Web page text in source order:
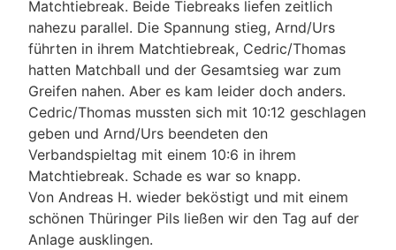
Matchtiebreak. Beide Tiebreaks liefen zeitlich
nahezu parallel. Die Spannung stieg, Arnd/Urs
führten in ihrem Matchtiebreak, Cedric/Thomas
hatten Matchball und der Gesamtsieg war zum
Greifen nahen. Aber es kam leider doch anders.
Cedric/Thomas mussten sich mit 10:12 geschlagen
geben und Arnd/Urs beendeten den
Verbandspieltag mit einem 10:6 in ihrem
Matchtiebreak. Schade es war so knapp.
Von Andreas H. wieder beköstigt und mit einem
schönen Thüringer Pils ließen wir den Tag auf der
Anlage ausklingen.